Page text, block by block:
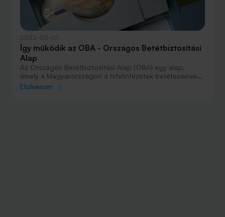
Így működik az OBA - Országos Betétbiztosítási
Alap
Az Országos Betétbiztosítási Alap (OBA) egy alap,
amely a Magyarországon a hitelintézetek betéteseinek
védelmére jött létre. Az OBA abban az esetben
Elolvasom